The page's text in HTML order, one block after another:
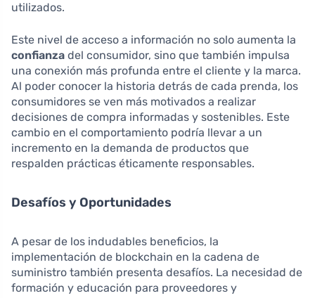
utilizados.
Este nivel de acceso a información no solo aumenta la
confianza del consumidor, sino que también impulsa
una conexión más profunda entre el cliente y la marca.
Al poder conocer la historia detrás de cada prenda, los
consumidores se ven más motivados a realizar
decisiones de compra informadas y sostenibles. Este
cambio en el comportamiento podría llevar a un
incremento en la demanda de productos que
respalden prácticas éticamente responsables.
Desafíos y Oportunidades
A pesar de los indudables beneficios, la
implementación de blockchain en la cadena de
suministro también presenta desafíos. La necesidad de
formación y educación para proveedores y